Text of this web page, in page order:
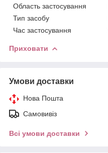
Область застосування
Тип засобу
Час застосування
Приховати
Умови доставки
Нова Пошта
Самовивіз
Всі умови доставки